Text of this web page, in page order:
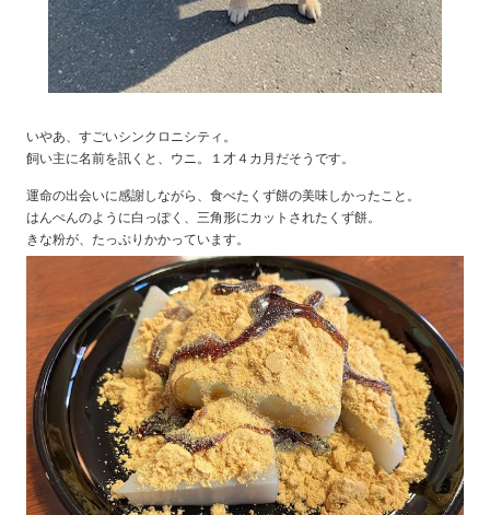
いやあ、すごいシンクロニシティ。
飼い主に名前を訊くと、ウニ。１才４カ月だそうです。
運命の出会いに感謝しながら、食べたくず餅の美味しかったこと。
はんぺんのように白っぽく、三角形にカットされたくず餅。
きな粉が、たっぷりかかっています。